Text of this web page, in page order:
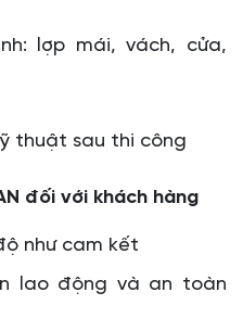
lợp mái, vách, cửa,
thuật sau thi công
đối với khách hàng
như cam kết
động và an toàn